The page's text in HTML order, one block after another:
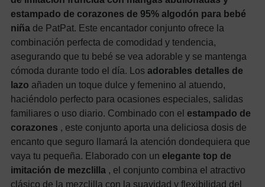
estampado de corazones de 95% algodón para bebé
niña de PatPat. Este encantador conjunto ofrece la
combinación perfecta de comodidad y tendencia,
asegurando que tu bebé se vea adorable y se mantenga
cómoda durante todo el día. Los adorables detalles de
lazo añaden un toque dulce y femenino al atuendo,
haciéndolo perfecto para ocasiones especiales, salidas
familiares o uso diario. Combinado con el estampado de
corazones , este conjunto aporta una deliciosa dosis de
encanto que seguro llamará la atención dondequiera que
vaya tu pequeña. Elaborado con un elegante top de
imitación de mezclilla , el conjunto combina el atractivo
clásico de la mezclilla con la suavidad y flexibilidad del